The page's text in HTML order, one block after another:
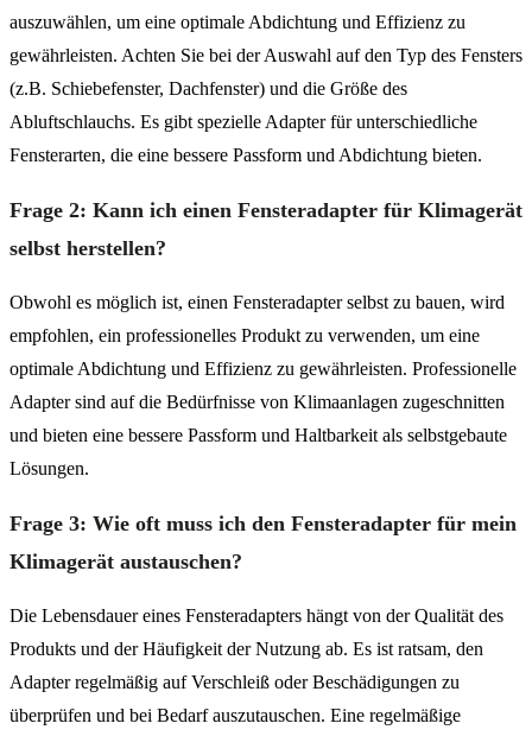
auszuwählen, um eine optimale Abdichtung und Effizienz zu
gewährleisten. Achten Sie bei der Auswahl auf den Typ des Fensters
(z.B. Schiebefenster, Dachfenster) und die Größe des
Abluftschlauchs. Es gibt spezielle Adapter für unterschiedliche
Fensterarten, die eine bessere Passform und Abdichtung bieten.
Frage 2: Kann ich einen Fensteradapter für Klimagerät
selbst herstellen?
Obwohl es möglich ist, einen Fensteradapter selbst zu bauen, wird
empfohlen, ein professionelles Produkt zu verwenden, um eine
optimale Abdichtung und Effizienz zu gewährleisten. Professionelle
Adapter sind auf die Bedürfnisse von Klimaanlagen zugeschnitten
und bieten eine bessere Passform und Haltbarkeit als selbstgebaute
Lösungen.
Frage 3: Wie oft muss ich den Fensteradapter für mein
Klimagerät austauschen?
Die Lebensdauer eines Fensteradapters hängt von der Qualität des
Produkts und der Häufigkeit der Nutzung ab. Es ist ratsam, den
Adapter regelmäßig auf Verschleiß oder Beschädigungen zu
überprüfen und bei Bedarf auszutauschen. Eine regelmäßige